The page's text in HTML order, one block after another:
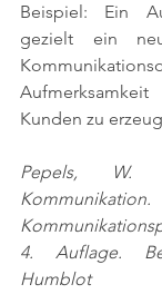
Beispiel: Ein
gezielt ein
Kunden zu
Pepels, W.
4. Auflage.
Humblot